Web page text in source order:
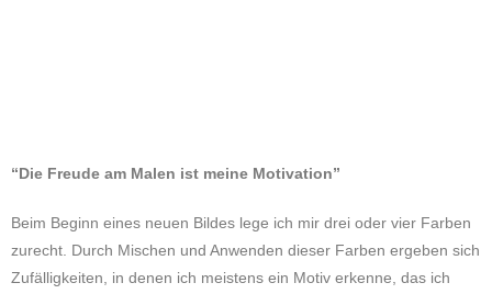
“Die Freude am Malen ist meine Motivation”
Beim Beginn eines neuen Bildes lege ich mir drei oder vier Farben
zurecht. Durch Mischen und Anwen­den dieser Farben erge­ben sich
Zufäl­lig­kei­ten, in denen ich mei­stens ein Motiv erken­ne, das ich